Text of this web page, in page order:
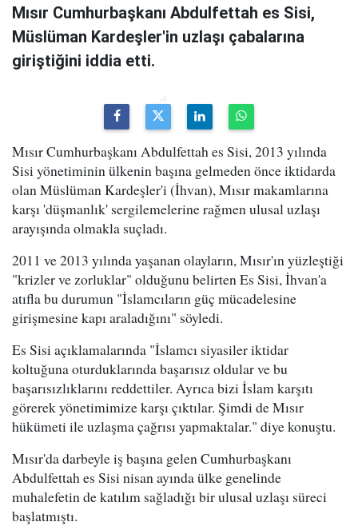
Mısır Cumhurbaşkanı Abdulfettah es Sisi,
Müslüman Kardeşler'in uzlaşı çabalarına
giriştiğini iddia etti.
Mısır Cumhurbaşkanı Abdulfettah es Sisi, 2013 yılında
Sisi yönetiminin ülkenin başına gelmeden önce iktidarda
olan Müslüman Kardeşler'i (İhvan), Mısır makamlarına
karşı 'düşmanlık' sergilemelerine rağmen ulusal uzlaşı
arayışında olmakla suçladı.
2011 ve 2013 yılında yaşanan olayların, Mısır'ın yüzleştiği
"krizler ve zorluklar" olduğunu belirten Es Sisi, İhvan'a
atıfla bu durumun "İslamcıların güç mücadelesine
girişmesine kapı araladığını" söyledi.
Es Sisi açıklamalarında "İslamcı siyasiler iktidar
koltuğuna oturduklarında başarısız oldular ve bu
başarısızlıklarını reddettiler. Ayrıca bizi İslam karşıtı
görerek yönetimimize karşı çıktılar. Şimdi de Mısır
hükümeti ile uzlaşma çağrısı yapmaktalar." diye konuştu.
Mısır'da darbeyle iş başına gelen Cumhurbaşkanı
Abdulfettah es Sisi nisan ayında ülke genelinde
muhalefetin de katılım sağladığı bir ulusal uzlaşı süreci
başlatmıştı.